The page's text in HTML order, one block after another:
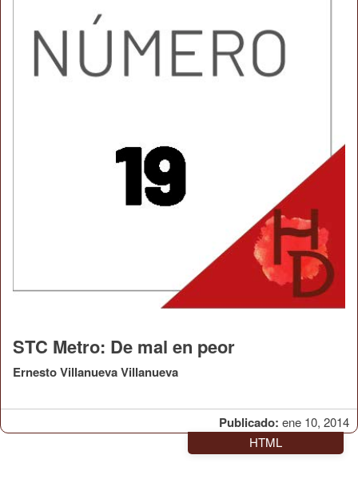
Publicado: ene 10, 2014
STC Metro: De mal en peor
Ernesto Villanueva Villanueva
HTML